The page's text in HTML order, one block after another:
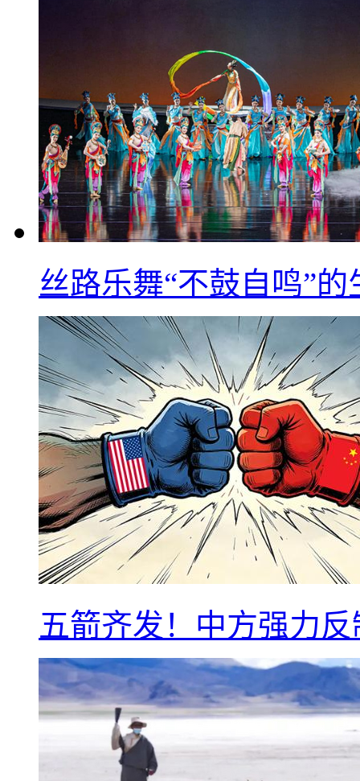
丝路乐舞“不鼓自鸣”
五箭齐发！中方强力